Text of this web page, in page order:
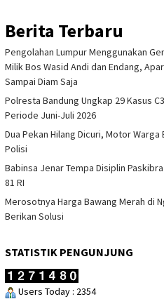
Berita Terbaru
Pengolahan Lumpur Menggunakan
Milik Bos Wasid Andi dan Endang,
Sampai Diam Saja
Polresta Bandung Ungkap 29 Kasus
Periode Juni-Juli 2026
Dua Pekan Hilang Dicuri, Motor
Polisi
Babinsa Jenar Tempa Disiplin
81 RI
Merosotnya Harga Bawang Merah di
Berikan Solusi
STATISTIK PENGUNJUNG
Users Today : 2354